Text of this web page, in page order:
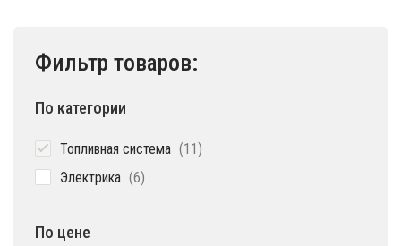
Фильтр товаров:
По категории
Топливная система 1111
Электрика 66
По цене